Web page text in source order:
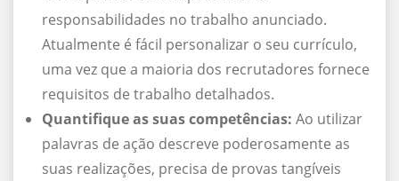
responsabilidades no trabalho anunciado.
Atualmente é fácil personalizar o seu currículo,
uma vez que a maioria dos recrutadores fornece
requisitos de trabalho detalhados.
Quantifique as suas competências: Ao utilizar
palavras de ação descreve poderosamente as
suas realizações, precisa de provas tangíveis